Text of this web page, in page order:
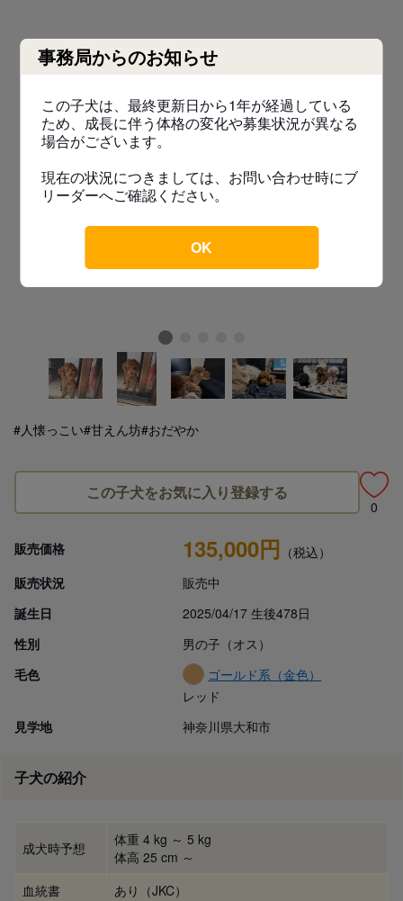
事務局からのお知らせ
この子犬は、最終更新日から1年が経過している
ため、成長に伴う体格の変化や募集状況が異なる
場合がございます。
現在の状況につきましては、お問い合わせ時にブ
リーダーへご確認ください。
OK
#人懐っこい#甘えん坊#おだやか
この子犬をお気に入り登録する
0
販売価格 135,000円 （税込）
販売状況
販売中
誕生日
2025/04/17 生後478日
性別
男の子（オス）
毛色
ゴールド系（金色）
レッド
見学地
神奈川県大和市
子犬の紹介
成犬時予想
体重 4 kg ～ 5 kg
体高 25 cm ～
血統書
あり（JKC）